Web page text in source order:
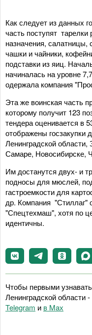
Как следует из данных
часть поступят тарелки
назначения,
чашки и чайники,
подставки из яиц.
начиналась на уровне
одержала компания
Эта же воинская часть
которому получит 123
тендера оценивается в
отображены госзакупки
Ленинградской области,
Самаре, Новосибирске,
Им достанутся двух- и
подносы для мюслей,
гастроемкости для
др. Компания "Стиллаг"
"Спецтехмаш", хотя по
идентичны.
Чтобы первыми
Ленинградской области
Telegram и в Maх